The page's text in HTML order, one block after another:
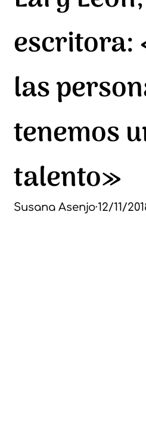
escritora:
las
tenemos
talento»
Susana Asenjo·12/11/